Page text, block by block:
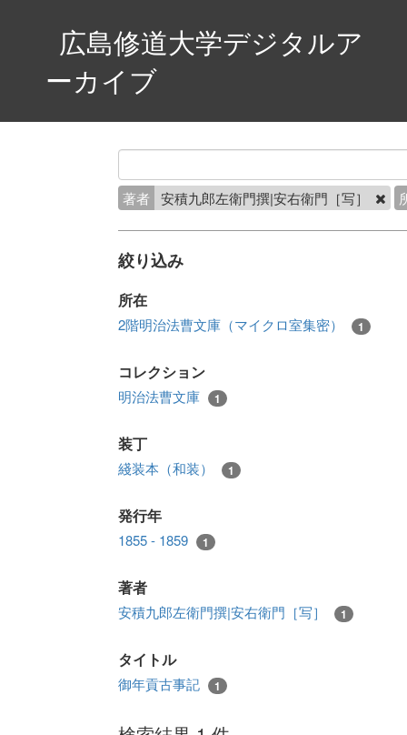
広島修道大学デジタルア
ーカイブ
著者 安積九郎左衛門撰|安右衛門［写］
絞り込み
所在
2階明治法曹文庫（マイクロ室集密） 1
コレクション
明治法曹文庫 1
装丁
綫装本（和装） 1
発行年
1855 - 1859 1
著者
安積九郎左衛門撰|安右衛門［写］ 1
タイトル
御年貢古事記 1